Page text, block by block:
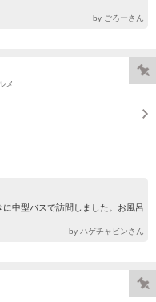
by ごろーさん
メ
中型バスで訪問しました。お風呂
by ハゲチャビンさん